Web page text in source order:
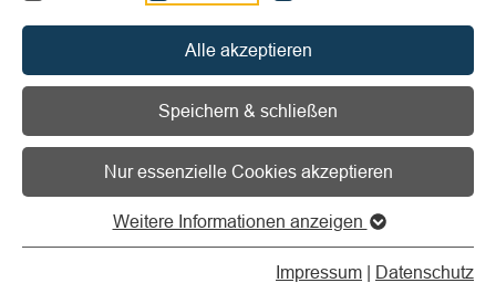
Alle akzeptieren
Speichern & schließen
Nur essenzielle Cookies akzeptieren
Weitere Informationen anzeigen
Impressum | Datenschutz
Öffentlichkeitsarbeit im
Verein
Grundlagen